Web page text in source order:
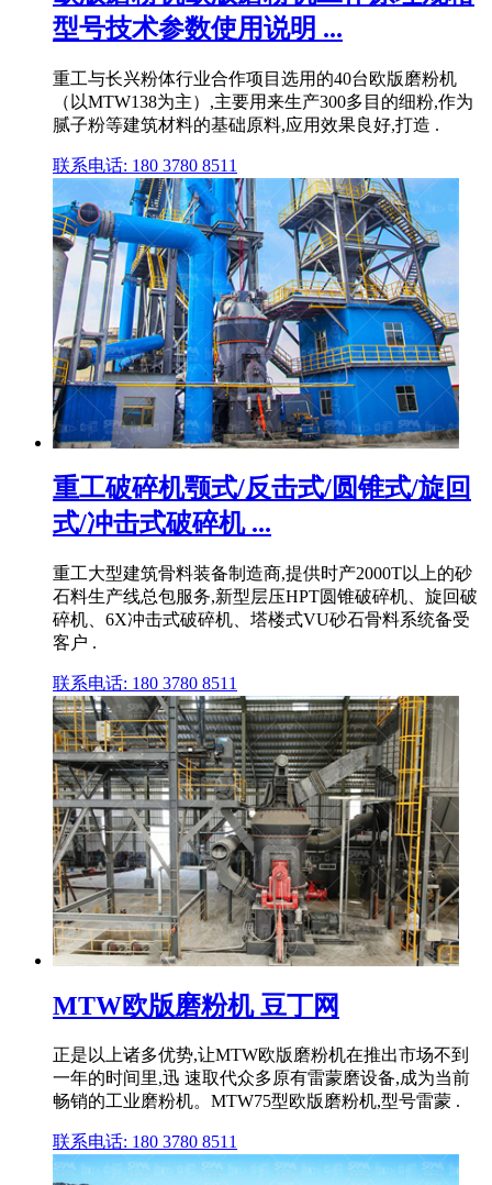
型号技术参数使用说明 ...
重工与长兴粉体行业合作项目选用的40台欧版磨粉机
（以MTW138为主）,主要用来生产300多目的细粉,作为
腻子粉等建筑材料的基础原料,应用效果良好,打造 .
联系电话: 180 3780 8511
重工破碎机颚式/反击式/圆锥式/旋回
式/冲击式破碎机 ...
重工大型建筑骨料装备制造商,提供时产2000T以上的砂
石料生产线总包服务,新型层压HPT圆锥破碎机、旋回破
碎机、6X冲击式破碎机、塔楼式VU砂石骨料系统备受
客户 .
联系电话: 180 3780 8511
MTW欧版磨粉机 豆丁网
正是以上诸多优势,让MTW欧版磨粉机在推出市场不到
一年的时间里,迅 速取代众多原有雷蒙磨设备,成为当前
畅销的工业磨粉机。MTW75型欧版磨粉机,型号雷蒙 .
联系电话: 180 3780 8511